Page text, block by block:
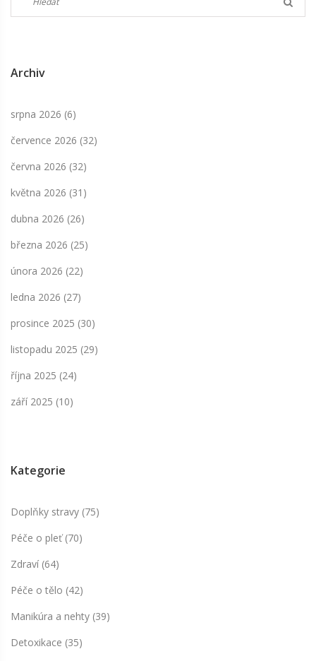
Archiv
srpna 2026 (6)
července 2026 (32)
června 2026 (32)
května 2026 (31)
dubna 2026 (26)
března 2026 (25)
února 2026 (22)
ledna 2026 (27)
prosince 2025 (30)
listopadu 2025 (29)
října 2025 (24)
září 2025 (10)
Kategorie
Doplňky stravy (75)
Péče o pleť(70)
Zdraví (64)
Péče o tělo (42)
Manikúra a nehty (39)
Detoxikace (35)